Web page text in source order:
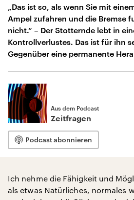
„Das ist so, als wenn Sie mit
Ampel zufahren und die Bremse
nicht.“ – Der Stotternde lebt in
Kontrollverlustes. Das ist für ihn
Gegenüber eine permanente
Aus dem Podcast
Zeitfragen
Podcast abonnieren
Ich nehme die Fähigkeit und
als etwas Natürliches, normales